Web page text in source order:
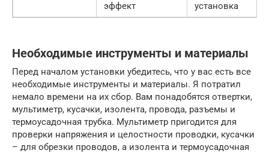
эффект
установка
Необходимые инструменты и материалы
Перед началом установки убедитесь, что у вас есть все
необходимые инструменты и материалы. Я потратил
немало времени на их сбор. Вам понадобятся отвертки,
мультиметр, кусачки, изолента, провода, разъемы и
термоусадочная трубка. Мультиметр пригодится для
проверки напряжения и целостности проводки, кусачки
– для обрезки проводов, а изолента и термоусадочная